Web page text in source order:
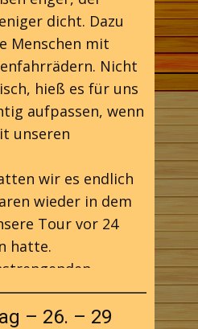
dicht. Dazu
Menschen mit
Nicht
hieß es für uns
aufpassen, wenn
unseren
wir es endlich
wieder in dem
Tour vor 24
hatte.
es heute nur
– 26. – 29